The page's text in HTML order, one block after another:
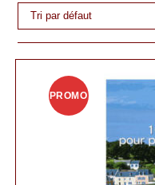
Tri par défaut
PROMO